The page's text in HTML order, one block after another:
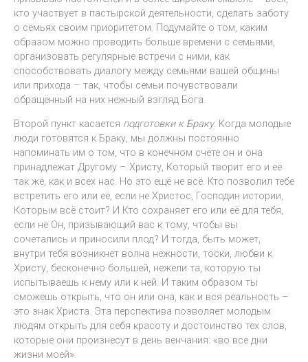
кто участвует в пастырской деятельности, сделать заботу
о семьях своим приоритетом. Подумайте о том, каким
образом можно проводить больше времени с семьями,
организовать регулярные встречи с ними, как
способствовать диалогу между семьями вашей общины
или прихода – так, чтобы семьи почувствовали
обращённый на них нежный взгляд Бога.
Второй пункт касается подготовки к Браку. Когда молодые
люди готовятся к Браку, мы должны постоянно
напоминать им о том, что в конечном счёте он и она
принадлежат Другому – Христу, Который творит его и её
так же, как и всех нас. Но это ещё не всё. Кто позволил тебе
встретить его или её, если не Христос, Господин истории,
Которым всё стоит? И Кто сохраняет его или её для тебя,
если не Он, призывающий вас к тому, чтобы вы
сочетались и приносили плод? И тогда, быть может,
внутри тебя возникнет волна нежности, тоски, любви к
Христу, бесконечно большей, нежели та, которую ты
испытываешь к нему или к ней. И таким образом ты
сможешь открыть, что он или она, как и вся реальность –
это знак Христа. Эта перспектива позволяет молодым
людям открыть для себя красоту и достоинство тех слов,
которые они произнесут в день венчания: «во все дни
жизни моей».